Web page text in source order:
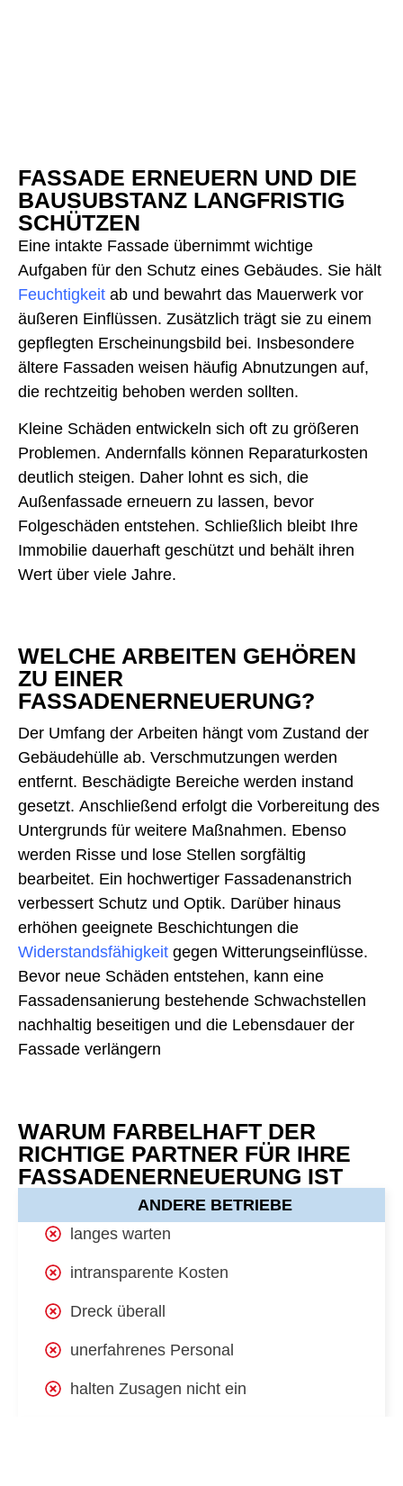
FASSADE ERNEUERN UND DIE
BAUSUBSTANZ LANGFRISTIG
SCHÜTZEN
Eine intakte Fassade übernimmt wichtige
Aufgaben für den Schutz eines Gebäudes. Sie hält
Feuchtigkeit ab und bewahrt das Mauerwerk vor
äußeren Einflüssen. Zusätzlich trägt sie zu einem
gepflegten Erscheinungsbild bei. Insbesondere
ältere Fassaden weisen häufig Abnutzungen auf,
die rechtzeitig behoben werden sollten.
Kleine Schäden entwickeln sich oft zu größeren
Problemen. Andernfalls können Reparaturkosten
deutlich steigen. Daher lohnt es sich, die
Außenfassade erneuern zu lassen, bevor
Folgeschäden entstehen. Schließlich bleibt Ihre
Immobilie dauerhaft geschützt und behält ihren
Wert über viele Jahre.
WELCHE ARBEITEN GEHÖREN
ZU EINER
FASSADENERNEUERUNG?
Der Umfang der Arbeiten hängt vom Zustand der
Gebäudehülle ab. Verschmutzungen werden
entfernt. Beschädigte Bereiche werden instand
gesetzt. Anschließend erfolgt die Vorbereitung des
Untergrunds für weitere Maßnahmen. Ebenso
werden Risse und lose Stellen sorgfältig
bearbeitet. Ein hochwertiger Fassadenanstrich
verbessert Schutz und Optik. Darüber hinaus
erhöhen geeignete Beschichtungen die
Widerstandsfähigkeit gegen Witterungseinflüsse.
Bevor neue Schäden entstehen, kann eine
Fassadensanierung bestehende Schwachstellen
nachhaltig beseitigen und die Lebensdauer der
Fassade verlängern
WARUM FARBELHAFT DER
RICHTIGE PARTNER FÜR IHRE
FASSADENERNEUERUNG IST
ANDERE BETRIEBE
langes warten
intransparente Kosten
Dreck überall
unerfahrenes Personal
halten Zusagen nicht ein